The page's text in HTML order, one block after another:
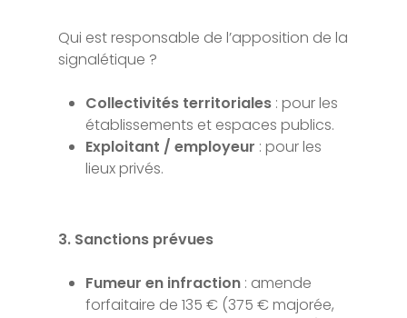
Qui est responsable de l’apposition de la
signalétique ?
Collectivités territoriales : pour les
établissements et espaces publics.
Exploitant / employeur : pour les
lieux privés.
3. Sanctions prévues
Fumeur en infraction : amende
forfaitaire de 135 € (375 € majorée,